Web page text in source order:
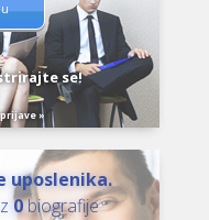
se!
»
uposlenika.
0biografije